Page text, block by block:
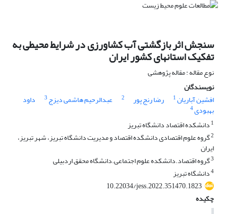
سنجش اثر بازگشتی آب کشاورزی در شرایط محیطی به
تفکیک استانهای کشور ایران
نوع مقاله : مقاله پژوهشی
نویسندگان
افشین آباریان1 رضا رنج پور 2 عبدالرحیم هاشمی دیزج 3 داود
بهبودی4
1 دانشکده اقتصاد دانشگاه تبریز
2گروه علوم اقتصادی دانشگده اقتصاد و مدیریت دانشگاه تبریز، شهر تبریز،
ایران
3گروه اقتصاد.دانشکده علوم اجتماعی.دانشگاه محقق اردبیلی
4دانشگاه تبریز
10.22034/jess.2022.351470.1823
چکیده